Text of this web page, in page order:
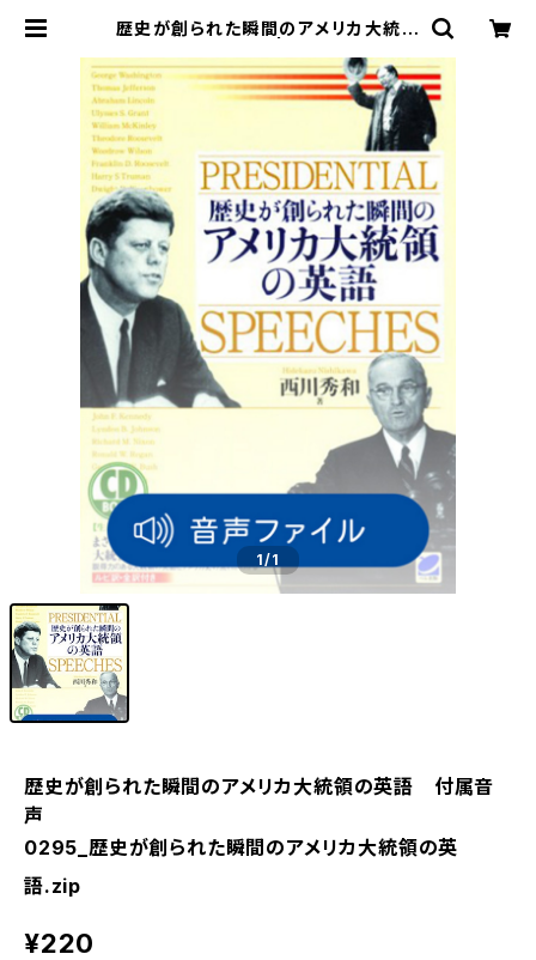
歴史が創られた瞬間のアメリカ大統領
ラインストア
1/1
歴史が創られた瞬間のアメリカ大統領の英語 付属音
声
0295_歴史が創られた瞬間のアメリカ大統領の英
語.zip
¥220